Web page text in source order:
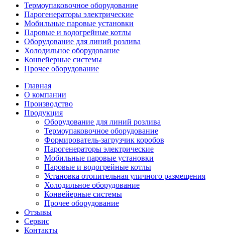
Термоупаковочное оборудование
Парогенераторы электрические
Мобильные паровые установки
Паровые и водогрейные котлы
Оборудование для линий розлива
Холодильное оборудование
Конвейерные системы
Прочее оборудование
Главная
О компании
Производство
Продукция
Оборудование для линий розлива
Термоупаковочное оборудование
Формирователь-загрузчик коробов
Парогенераторы электрические
Мобильные паровые установки
Паровые и водогрейные котлы
Установка отопительная уличного размещения
Холодильное оборудование
Конвейерные системы
Прочее оборудование
Отзывы
Сервис
Контакты